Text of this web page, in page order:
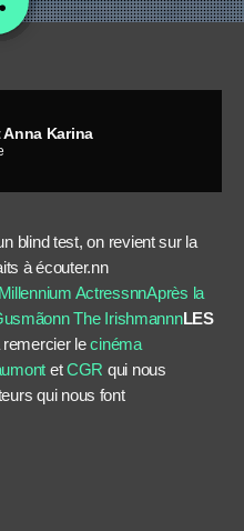
Karina
blind test, on revient sur la
à écouter.nn
ActressnnAprès la
The IrishmannnLES
remercier lecinéma
etCGR qui nous
qui nous font